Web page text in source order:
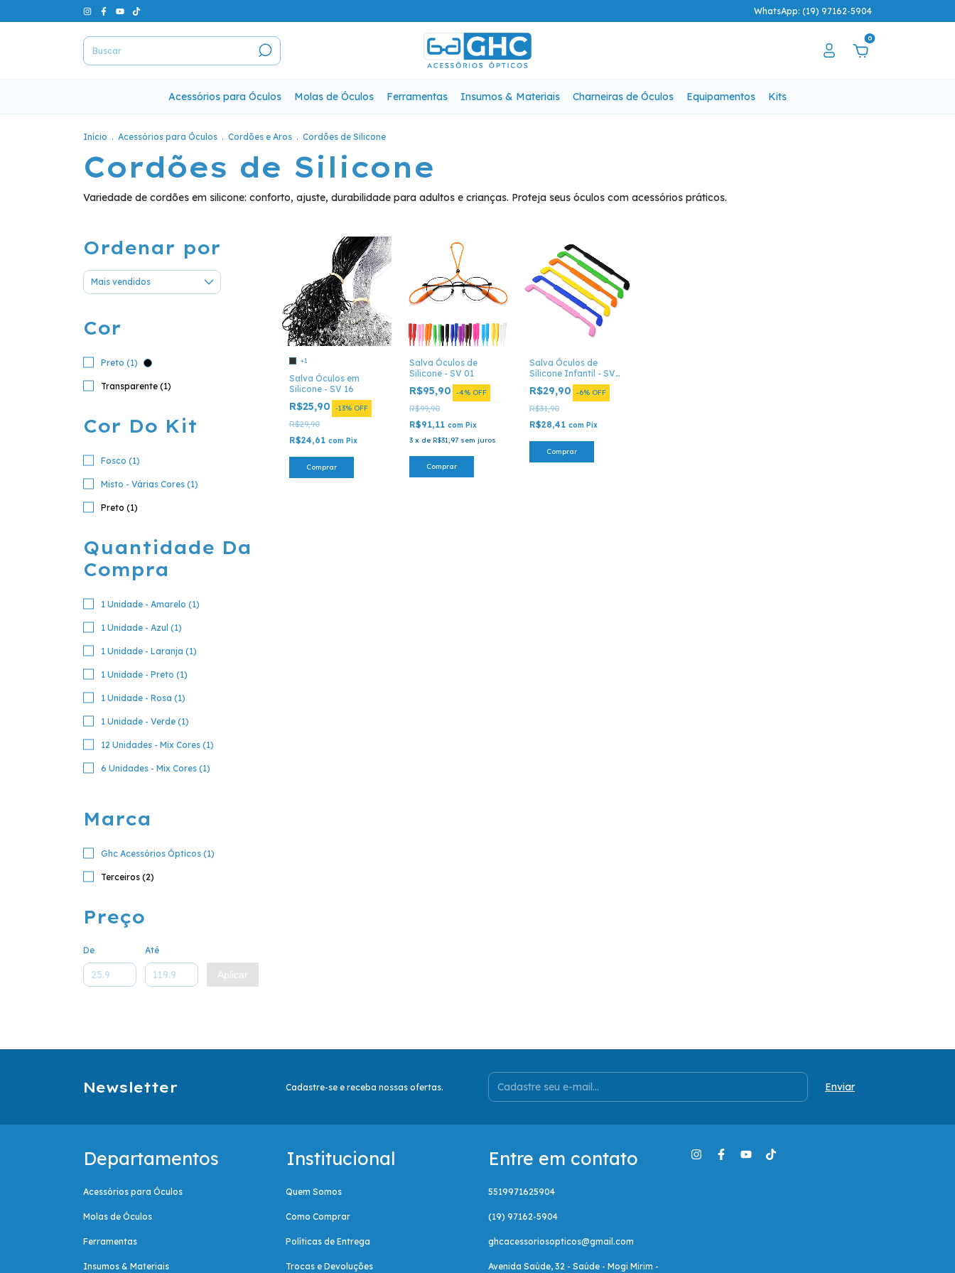
WhatsApp: (19) 97162-5904
0
Acessórios para Óculos Molas de Óculos Ferramentas Insumos & Materiais Charneiras de Óculos Equipamentos Kits
Início . Acessórios para Óculos . Cordões e Aros . Cordões de Silicone
Cordões de Silicone
Variedade de cordões em silicone: conforto, ajuste, durabilidade para adultos e crianças. Proteja seus óculos com acessórios práticos.
Ordenar por
Cor
Preto (1)
Transparente (1)
Cor Do Kit
Fosco (1)
Misto - Várias Cores (1)
Preto (1)
Quantidade Da
Compra
1 Unidade - Amarelo (1)
1 Unidade - Azul (1)
1 Unidade - Laranja (1)
1 Unidade - Preto (1)
1 Unidade - Rosa (1)
1 Unidade - Verde (1)
12 Unidades - Mix Cores (1)
6 Unidades - Mix Cores (1)
Marca
Ghc Acessórios Ópticos (1)
Terceiros (2)
Preço
De Até
Aplicar
+1
Salva Óculos em
Silicone - SV 16
R$25,90 -13% OFF
R$29,90
R$24,61 com Pix
Comprar
Salva Óculos de
Silicone - SV 01
R$95,90 -4% OFF
R$99,90
R$91,11 com Pix
3 x de R$31,97 sem juros
Comprar
Salva Óculos de
Silicone Infantil - SV
08.
R$29,90 -6% OFF
R$31,90
R$28,41 com Pix
Comprar
Newsletter Cadastre-se e receba nossas ofertas.
Departamentos
Acessórios para Óculos
Molas de Óculos
Ferramentas
Insumos & Materiais
Institucional
Quem Somos
Como Comprar
Políticas de Entrega
Trocas e Devoluções
Entre em contato
5519971625904
(19) 97162-5904
ghcacessoriosopticos@gmail.com
Avenida Saúde, 32 - Saúde - Mogi Mirim -